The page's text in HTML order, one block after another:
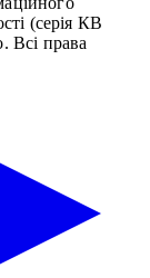
(серія КВ
Всі права